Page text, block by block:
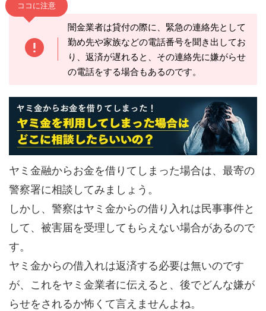
ココに注意
闇金業者は貸付の際に、緊急の連絡先として
勤め先や家族などの電話番号を聞き出してお
り、返済が遅れると、その連絡先に嫌がらせ
の電話をする場合もあるのです。
ヤミ金融からお金を借りてしまった場合は、最寄の
警察署に相談してみましょう。
しかし、警察はヤミ金からの借り入れは民事事件と
して、被害届を受理してもらえない場合があるので
す。
ヤミ金からの借入れは返済する必要は無いのです
が、これをヤミ金業者に伝えると、後でどんな嫌が
らせをされるか怖くて言えませんよね。